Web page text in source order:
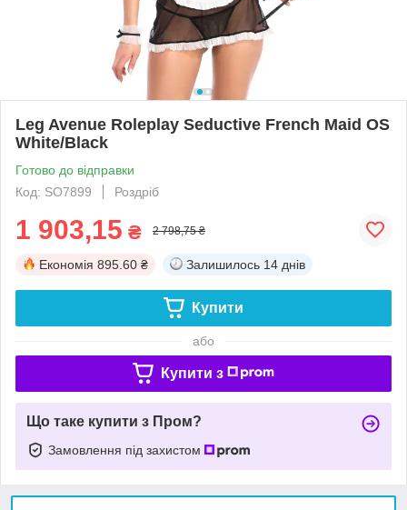
Leg Avenue Roleplay Seductive French Maid OS
White/Black
Готово до відправки
Код: SO7899
Роздріб
1 903,15 ₴ 2 798,75 ₴
Економія 895.60 ₴ Залишилось 14 днів
Купити
або
Купити з
Що таке купити з Пром?
Замовлення під захистом